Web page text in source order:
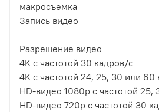
макросъемка
Запись видео
Разрешение видео
4K с частотой 30 кадров/с
4K с частотой 24, 25, 30 или 60
HD-видео 1080p с частотой
HD-видео 720p с частотой 30